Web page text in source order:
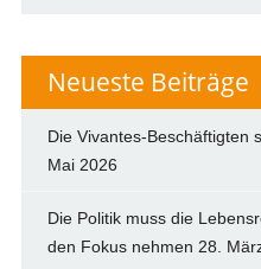
Neueste Beiträge
Die Vivantes-Beschäftigten
Mai 2026
Die Politik muss die
den Fokus nehmen 28.